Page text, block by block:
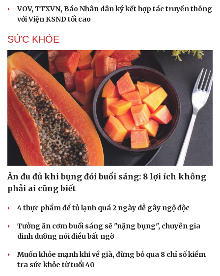
VOV, TTXVN, Báo Nhân dân ký kết hợp tác truyền thông
với Viện KSND tối cao
SỨC KHỎE
Ăn đu đủ khi bụng đói buổi sáng: 8 lợi ích không
phải ai cũng biết
4 thực phẩm để tủ lạnh quá 2 ngày dễ gây ngộ độc
Tưởng ăn cơm buổi sáng sẽ "nặng bụng", chuyên gia
dinh dưỡng nói điều bất ngờ
Muốn khỏe mạnh khi về già, đừng bỏ qua 8 chỉ số kiểm
tra sức khỏe từ tuổi 40